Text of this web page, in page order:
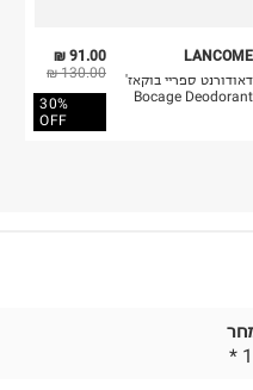
91.00 ₪
130.00 ₪
30%
OFF
LANCOME
דאודורנט ספריי בוקאז'
Bocage Deodorant